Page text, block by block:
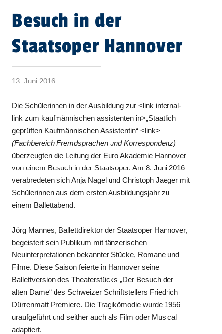
Besuch in der
Staatsoper Hannover
13. Juni 2016
Die Schülerinnen in der Ausbildung zur <link internal-
link zum kaufmännischen assistenten in>„Staatlich
geprüften Kaufmännischen Assistentin“ <link>
(Fachbereich Fremdsprachen und Korrespondenz)
überzeugten die Leitung der Euro Akademie Hannover
von einem Besuch in der Staatsoper. Am 8. Juni 2016
verabredeten sich Anja Nagel und Christoph Jaeger mit
Schülerinnen aus dem ersten Ausbildungsjahr zu
einem Ballettabend.
Jörg Mannes, Ballettdirektor der Staatsoper Hannover,
begeistert sein Publikum mit tänzerischen
Neuinterpretationen bekannter Stücke, Romane und
Filme. Diese Saison feierte in Hannover seine
Ballettversion des Theaterstücks „Der Besuch der
alten Dame“ des Schweizer Schriftstellers Friedrich
Dürrenmatt Premiere. Die Tragikömodie wurde 1956
uraufgeführt und seither auch als Film oder Musical
adaptiert.